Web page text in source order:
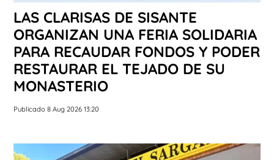
LAS CLARISAS DE SISANTE
ORGANIZAN UNA FERIA SOLIDARIA
PARA RECAUDAR FONDOS Y PODER
RESTAURAR EL TEJADO DE SU
MONASTERIO
Publicado 8 Aug 2026 13:20